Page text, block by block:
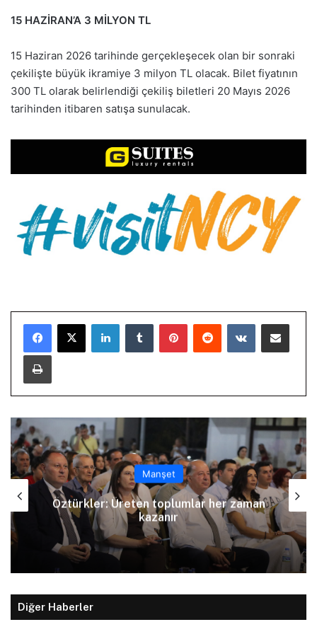
15 HAZİRAN’A 3 MİLYON TL
15 Haziran 2026 tarihinde gerçekleşecek olan bir sonraki
çekilişte büyük ikramiye 3 milyon TL olacak. Bilet fiyatının
300 TL olarak belirlendiği çekiliş biletleri 20 Mayıs 2026
tarihinden itibaren satışa sunulacak.
LinkedInTumblr PinterestReddit VKontakteE-Posta ile paylaş
Yazdır
Manşet
Arıklı, YDP’nin Lefkoşa Türk Belediyesi
Başkan Adayını açıkladı
Diğer Haberler